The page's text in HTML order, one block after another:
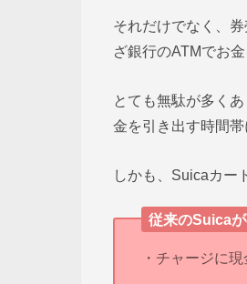
それだけでなく、
ざ銀行のATMでお
とても無駄が多く
金を引き出す時間帯
しかも、Suicaカー
従来のSuica
・チャージに